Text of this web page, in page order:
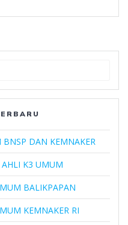
DAN KEMNAKER
AHLI K3 UMUM
BALIKPAPAN
KEMNAKER RI